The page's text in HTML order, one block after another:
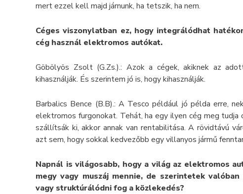
mert ezzel kell majd járnunk, ha tetszik, ha nem.
Céges viszonylatban ez, hogy integrálódhat
cég használ elektromos autókat.
Göbölyös Zsolt (G.Zs.).: Azok a cégek, akiknek az
kihasználják. És szerintem jó is, hogy kihasználják.
Barbalics Bence (B.B).: A Tesco például jó példa erre,
elektromos furgonokat. Tehát, ha egy ilyen cég meg
szállítsák ki, akkor annak van rentabilitása. A rövidtávú
azt sem, hogy sokkal kedvezőbb egy villanyos jármű
Napnál is világosabb, hogy a világ az elektromos
megy vagy muszáj mennie, de szerintetek valóban
vagy struktúrálódni fog a közlekedés?